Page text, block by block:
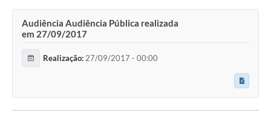
Audiência Audiência Pública realizada
em 27/09/2017
Realização: 27/09/2017 - 00:00